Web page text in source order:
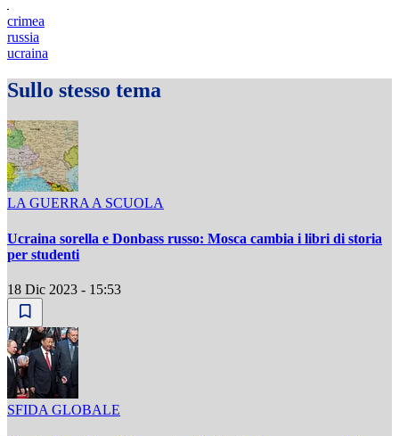
crimea
russia
ucraina
Sullo stesso tema
LA GUERRA A SCUOLA
Ucraina sorella e Donbass russo: Mosca cambia i libri di storia
per studenti
18 Dic 2023 - 15:53
SFIDA GLOBALE